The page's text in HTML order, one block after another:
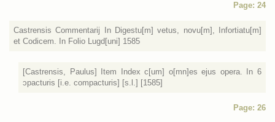
Page: 24
Castrensis Commentarij In Digestu[m] vetus, novu[m], Infortiatu[m]
et Codicem. In Folio Lugd[uni] 1585
[Castrensis, Paulus] Item Index c[um] o[mn]es ejus opera. In 6
ɔpacturis [i.e. compacturis] [s.l.] [1585]
Page: 26